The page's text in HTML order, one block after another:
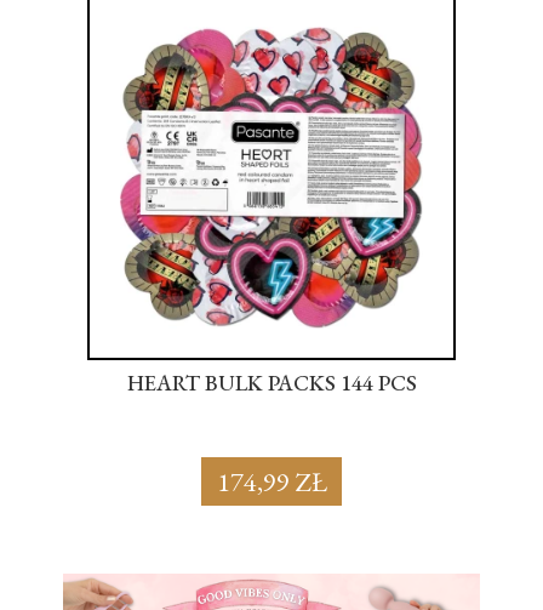
HEART BULK PACKS 144 PCS
174,99 ZŁ